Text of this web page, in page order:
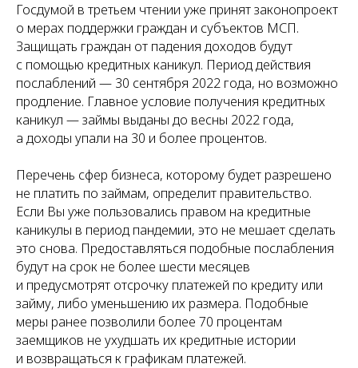
Госдумой в третьем чтении уже принят законопроект
о мерах поддержки граждан и субъектов МСП.
Защищать граждан от падения доходов будут
с помощью кредитных каникул. Период действия
послаблений — 30 сентября 2022 года, но возможно
продление. Главное условие получения кредитных
каникул — займы выданы до весны 2022 года,
а доходы упали на 30 и более процентов.
Перечень сфер бизнеса, которому будет разрешено
не платить по займам, определит правительство.
Если Вы уже пользовались правом на кредитные
каникулы в период пандемии, это не мешает сделать
это снова. Предоставляться подобные послабления
будут на срок не более шести месяцев
и предусмотрят отсрочку платежей по кредиту или
займу, либо уменьшению их размера. Подобные
меры ранее позволили более 70 процентам
заемщиков не ухудшать их кредитные истории
и возвращаться к графикам платежей.